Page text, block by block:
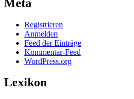
Meta
Registrieren
Anmelden
Feed der Einträge
Kommentar-Feed
WordPress.org
Lexikon